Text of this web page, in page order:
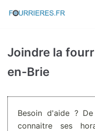
Aller
Joindre la
en-Brie
Besoin d'aide ?
connaitre ses